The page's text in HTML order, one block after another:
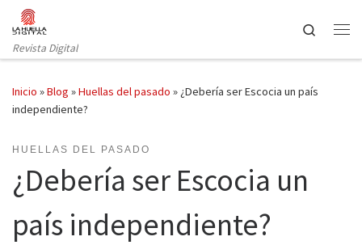
Saltar al contenido
Revista Digital
Search
Inicio »Blog »Huellas del pasado » ¿Debería ser Escocia un país
independiente?
HUELLAS DEL PASADO
¿Debería ser Escocia un
país independiente?